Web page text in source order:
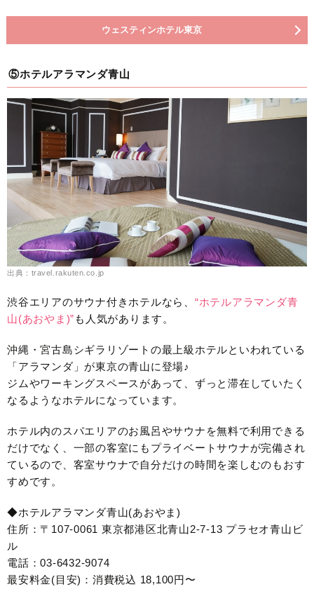
ウェスティンホテル東京
⑤ホテルアラマンダ青山
出典：travel.rakuten.co.jp
渋谷エリアのサウナ付きホテルなら、 “ホテルアラマンダ青
山(あおやま)”も人気があります。
沖縄・宮古島シギラリゾートの最上級ホテルといわれている
「アラマンダ」が東京の青山に登場♪
ジムやワーキングスペースがあって、ずっと滞在していたく
なるようなホテルになっています。
ホテル内のスパエリアのお風呂やサウナを無料で利用できる
だけでなく、一部の客室にもプライベートサウナが完備され
ているので、客室サウナで自分だけの時間を楽しむのもおす
すめです。
◆ホテルアラマンダ青山(あおやま)
住所：〒107-0061 東京都港区北青山2-7-13 プラセオ青山ビ
ル
電話：03-6432-9074
最安料金(目安)：消費税込 18,100円〜